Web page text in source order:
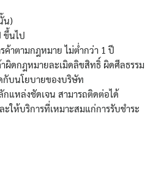
น)
ขึ้นไป
ค้าตามกฎหมาย ไม่ต่ำกว่า 1 ปี
ผิดกฎหมายละเมิดลิขสิทธิ์ ผิดศีลธรรม
กับนโยบายของบริษัท
แหล่งชัดเจน สามารถติดต่อได้
ให้บริการที่เหมาะสมแก่การรับชำระ